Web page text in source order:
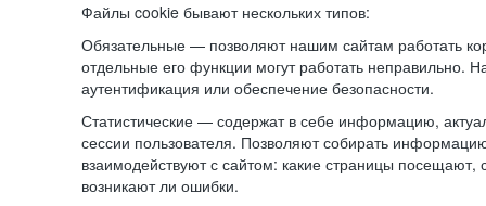
Файлы cookie бывают нескольких типов:
Обязательные — позволяют нашим сайтам работать
отдельные его функции могут работать неправильно.
аутентификация или обеспечение безопасности.
Статистические — содержат в себе информацию,
сессии пользователя. Позволяют собирать
взаимодействуют с сайтом: какие страницы посещают,
возникают ли ошибки.